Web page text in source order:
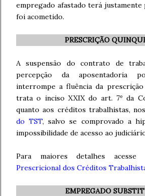
empregado afastado terá justamente
foi acometido.
PRESCRIÇÃO
A suspensão do contrato de
percepção da aposentadoria
interrompe a fluência da prescrição
trata o inciso XXIX do art. 7º da
quanto aos créditos trabalhistas,
do TST, salvo se comprovado a
impossibilidade de acesso ao
Para maiores detalhes
Prescricional dos Créditos
EMPREGADO